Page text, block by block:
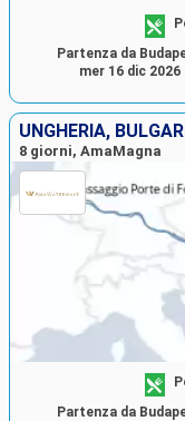
Partenza da
mer 16 dic 2026
UNGHERIA,
8 giorni, AmaMagna
Partenza da